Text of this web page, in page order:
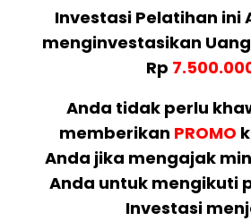
Investasi Pelatihan ini
menginvestasikan
Rp
Anda tidak perlu
memberikan PROMO
Anda jika mengajak
Anda untuk mengikuti
Investasi